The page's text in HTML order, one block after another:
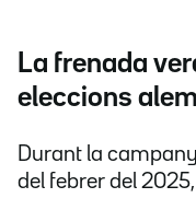
La frenada
eleccions
Durant la
del febrer del